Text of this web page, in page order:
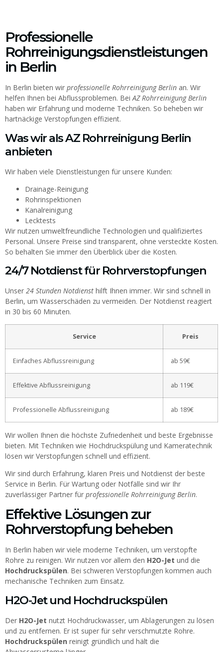
Professionelle
Rohrreinigungsdienstleistungen
in Berlin
In Berlin bieten wir professionelle Rohrreinigung Berlin an. Wir
helfen Ihnen bei Abflussproblemen. BeiAZ Rohrreinigung Berlin
haben wir Erfahrung und moderne Techniken. So beheben wir
hartnäckige Verstopfungen effizient.
Was wir als AZ Rohrreinigung Berlin
anbieten
Wir haben viele Dienstleistungen für unsere Kunden:
Drainage-Reinigung
Rohrinspektionen
Kanalreinigung
Lecktests
Wir nutzen umweltfreundliche Technologien und qualifiziertes
Personal. Unsere Preise sind transparent, ohne versteckte Kosten.
So behalten Sie immer den Überblick über die Kosten.
24/7 Notdienst für Rohrverstopfungen
Unser 24 Stunden Notdienst hilft Ihnen immer. Wir sind schnell in
Berlin, um Wasserschäden zu vermeiden. Der Notdienst reagiert
in 30 bis 60 Minuten.
Service Preis
Einfaches Abflussreinigung ab 59€
Effektive Abflussreinigung ab 119€
Professionelle Abflussreinigung ab 189€
Wir wollen Ihnen die höchste Zufriedenheit und beste Ergebnisse
bieten. Mit Techniken wie Hochdruckspülung und Kameratechnik
lösen wir Verstopfungen schnell und effizient.
Wir sind durch Erfahrung, klaren Preis und Notdienst der beste
Service in Berlin. Für Wartung oder Notfälle sind wir Ihr
zuverlässiger Partner für professionelle Rohrreinigung Berlin.
Effektive Lösungen zur
Rohrverstopfung beheben
In Berlin haben wir viele moderne Techniken, um verstopfte
Rohre zu reinigen. Wir nutzen vor allem den H2O-Jet und die
Hochdruckspülen. Bei schweren Verstopfungen kommen auch
mechanische Techniken zum Einsatz.
H2O-Jet und Hochdruckspülen
Der H2O-Jet nutzt Hochdruckwasser, um Ablagerungen zu lösen
und zu entfernen. Er ist super für sehr verschmutzte Rohre.
Hochdruckspülen reinigt gründlich und hält die